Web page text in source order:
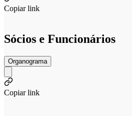
Copiar link
Sócios e Funcionários
Organograma
Copiar link